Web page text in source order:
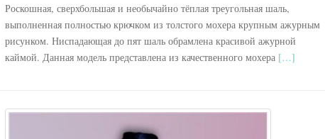
Роскошная, сверхбольшая и необычайно тёплая треугольная шаль,
выполненная полностью крючком из толстого мохера крупным ажурным
рисунком. Ниспадающая до пят шаль обрамлена красивой ажурной
каймой. Данная модель представлена из качественного мохера […]